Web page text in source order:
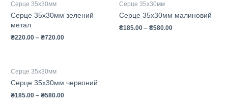
Серце 35х30мм
Серце 35х30мм зелений
метал
₴220.00 –₴720.00
Серце 35х30мм
Серце 35х30мм малиновий
₴185.00 – ₴580.00
Серце 35х30мм
Серце 35х30мм червоний
₴185.00 –₴580.00